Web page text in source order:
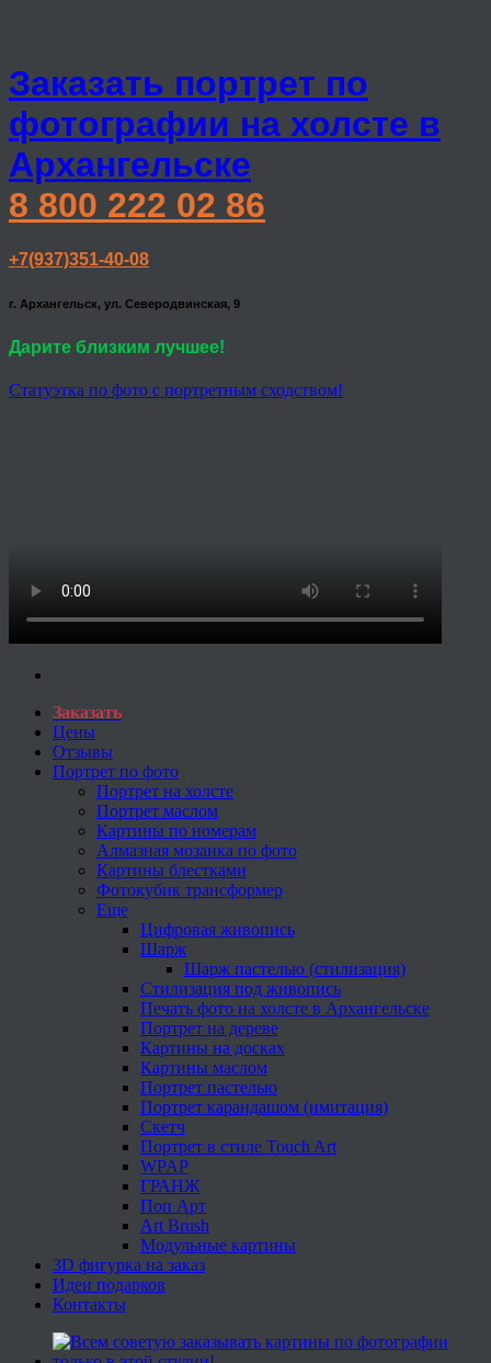
Заказать портрет по
фотографии на холсте в
Архангельске
8 800 222 02 86
+7(937)351-40-08
г. Архангельск, ул. Северодвинская, 9
Дарите близким лучшее!
Статуэтка по фото с портретным сходством!
Заказать
Цены
Отзывы
Портрет по фото
Портрет на холсте
Портрет маслом
Картины по номерам
Алмазная мозаика по фото
Картины блестками
Фотокубик трансформер
Еще
Цифровая живопись
Шарж
Шарж пастелью (стилизация)
Стилизация под живопись
Печать фото на холсте в Архангельске
Портрет на дереве
Картины на досках
Картины маслом
Портрет пастелью
Портрет карандашом (имитация)
Скетч
Портрет в стиле Touch Art
WPAP
ГРАНЖ
Поп Арт
Art Brush
Модульные картины
3D фигурка на заказ
Идеи подарков
Контакты